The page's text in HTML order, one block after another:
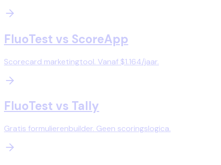
FluoTest vs ScoreApp
Scorecard marketingtool. Vanaf $1.164/jaar.
FluoTest vs Tally
Gratis formulierenbuilder. Geen scoringslogica.